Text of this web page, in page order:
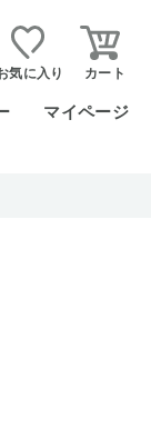
気に入り カート
マイページ